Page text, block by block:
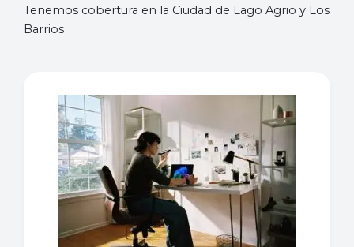
Tenemos cobertura en la Ciudad de Lago Agrio y Los
Barrios